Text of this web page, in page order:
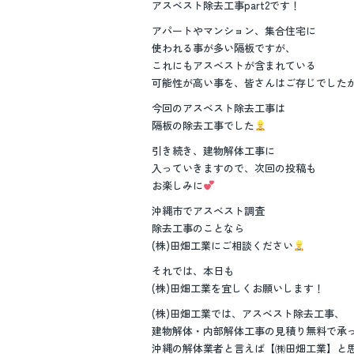
アスベスト除去工事part2です！
アパートやマンション、集合住宅に
使われる事が多い隔板ですが、
これにもアスベストが含まれている
可能性が高い事を、皆さんはご存じでした
今回のアスベスト除去工事は
隔板の除去工事でした
引き続き、建物解体工事に
入っていきますので、次回の投稿も
お楽しみに
沖縄市でアスベスト調査
除去工事のことなら
(株)田畑工業にご相談ください
それでは、本日も
(株)田畑工業を宜しくお願いします！
(株)田畑工業では、アスベスト除去工事、
建物解体・内部解体工事の見積り無料で承
沖縄の解体業者と言えば【㈱田畑工業】と